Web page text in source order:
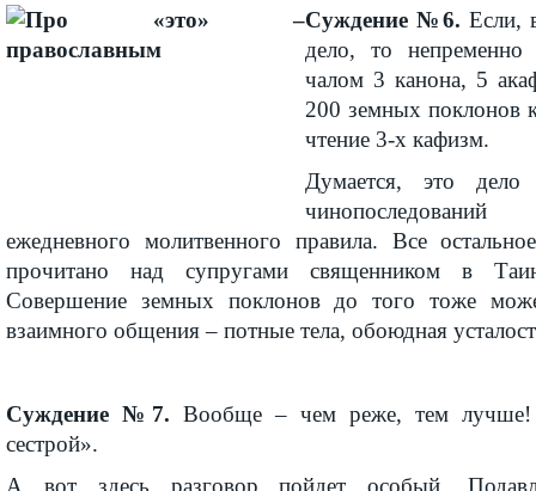
Суждение №6. Если,
дело, то
чалом 3 канона, 5
200 земных поклонов
чтение 3-х кафизм.
Думается, это
ежедневного молитвенного правила. Все
прочитано над супругами священником в
Совершение земных поклонов до того тоже
взаимного общения – потные тела, обоюдная
Суждение №7. Вообще – чем реже, тем лучше!
сестрой».
А вот здесь разговор пойдет особый.